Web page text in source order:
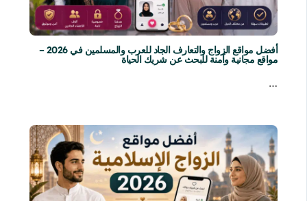
أفضل مواقع الزواج والتعارف الجاد للعرب والمسلمين في 2026 –
مواقع مجانية وآمنة للبحث عن شريك الحياة
…